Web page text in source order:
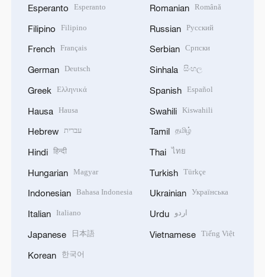
Esperanto Esperanto
Filipino Filipino
French Français
German Deutsch
Greek Ελληνικά
Hausa Hausa
Hebrew עברית
Hindi हिन्दी
Hungarian Magyar
Indonesian Bahasa Indonesia
Italian Italiano
Japanese 日本語
Korean 한국어
Romanian Română
Russian Русский
Serbian Српски
Sinhala සිංහල
Spanish Español
Swahili Kiswahili
Tamil தமிழ்
Thai ไทย
Turkish Türkçe
Ukrainian Українська
Urdu اردو
Vietnamese Tiếng Việt